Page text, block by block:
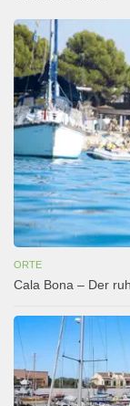
ORTE
Cala Bona – Der